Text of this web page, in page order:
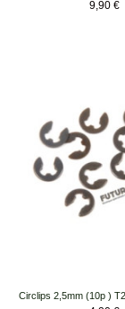
Prix
9,90 €
Circlips 2,5mm (10p )